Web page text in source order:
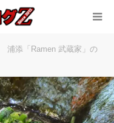
浦添「Ramen 武蔵家」の